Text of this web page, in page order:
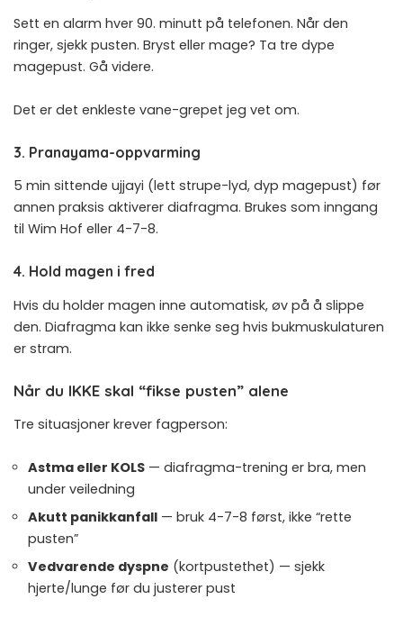
Sett en alarm hver 90. minutt på telefonen. Når den
ringer, sjekk pusten. Bryst eller mage? Ta tre dype
magepust. Gå videre.
Det er det enkleste vane-grepet jeg vet om.
3. Pranayama-oppvarming
5 min sittende ujjayi (lett strupe-lyd, dyp magepust) før
annen praksis aktiverer diafragma. Brukes som inngang
til Wim Hof eller 4-7-8.
4. Hold magen i fred
Hvis du holder magen inne automatisk, øv på å slippe
den. Diafragma kan ikke senke seg hvis bukmuskulaturen
er stram.
Når du IKKE skal “fikse pusten” alene
Tre situasjoner krever fagperson:
Astma eller KOLS — diafragma-trening er bra, men
under veiledning
Akutt panikkanfall — bruk 4-7-8 først, ikke “rette
pusten”
Vedvarende dyspne (kortpustethet) — sjekk
hjerte/lunge før du justerer pust